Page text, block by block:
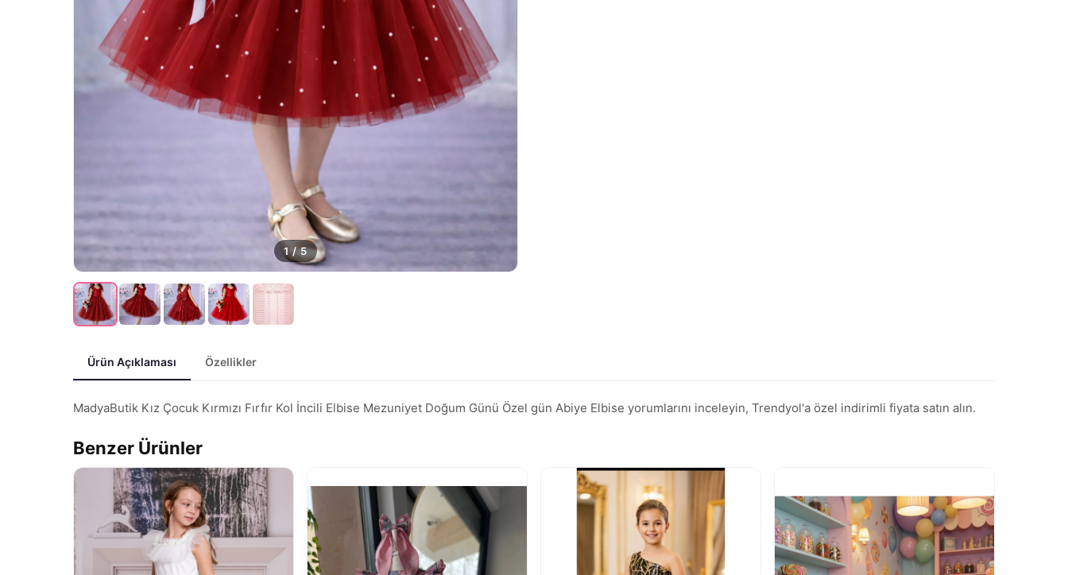
1 /5
Ürün Açıklaması Özellikler
MadyaButik Kız Çocuk Kırmızı Fırfır Kol İncili Elbise Mezuniyet Doğum Günü Özel gün Abiye Elbise yorumlarını inceleyin, Trendyol'a özel indirimli fiyata satın alın.
Benzer Ürünler